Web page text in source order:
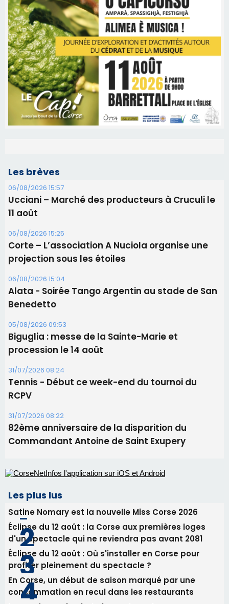
Les brèves
06/08/2026 15:57
Ucciani – Marché des producteurs à Cruculi le
11 août
06/08/2026 15:25
Corte – L’association A Nuciola organise une
projection sous les étoiles
06/08/2026 15:04
Alata - Soirée Tango Argentin au stade de San
Benedetto
05/08/2026 09:53
procession le 14 août
31/07/2026 08:24
Tennis - Début ce week-end du tournoi du
RCPV
31/07/2026 08:22
82ème anniversaire de la disparition du
Commandant Antoine de Saint Exupery